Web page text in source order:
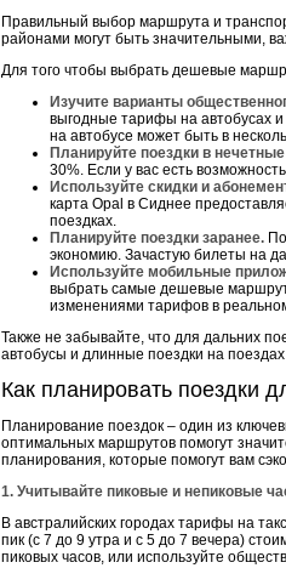
Правильный выбор маршрута и
районами могут быть значительными,
Для того чтобы выбрать дешевые
Изучите варианты
выгодные тарифы на автобусах
на автобусе может быть в
Планируйте поездки в
30%. Если у вас есть
Используйте скидки и
карта Opal в Сиднее
поездках.
Планируйте поездки заранее.
экономию. Зачастую билеты на
Используйте мобильные
выбрать самые дешевые
изменениями тарифов в
Также не забывайте, что для дальних
автобусы и длинные поездки на
Как планировать поездки
Планирование поездок – один из
оптимальных маршрутов помогут
планирования, которые помогут вам
1. Учитывайте пиковые и непиковые
В австралийских городах тарифы на
пик (с 7 до 9 утра и с 5 до 7 вечера)
пиковых часов, или используйте